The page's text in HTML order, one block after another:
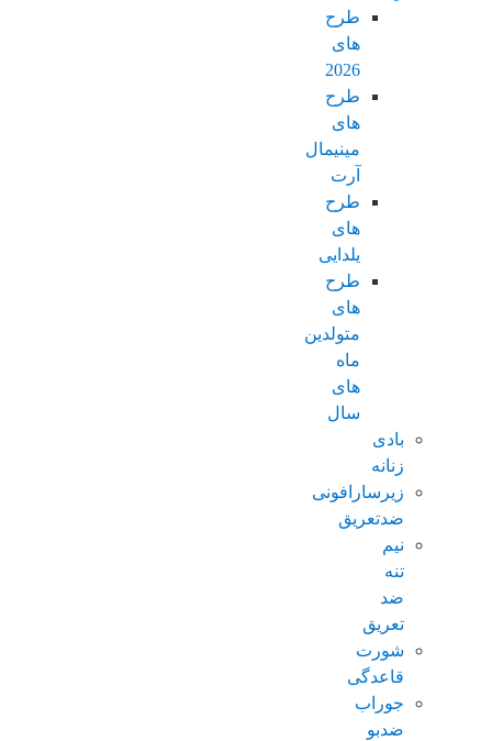
طرح
های
2026
طرح
های
مینیمال
آرت
طرح
های
یلدایی
طرح
های
متولدین
ماه
های
سال
بادی
زنانه
زیرسارافونی
ضدتعریق
نیم
تنه
ضد
تعریق
شورت
قاعدگی
جوراب
ضدبو